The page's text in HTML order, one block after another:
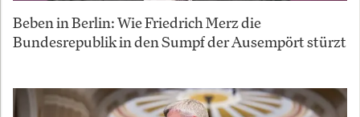
Beben in Berlin: Wie Friedrich Merz die
Bundesrepublik in den Sumpf der Ausempört stürzt